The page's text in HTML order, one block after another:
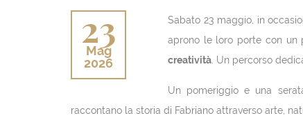
23
Mag
2026
Sabato 23 maggio, in
aprono le loro porte con un
creatività. Un percorso
Un pomeriggio e una
raccontano la storia di Fabriano attraverso arte,